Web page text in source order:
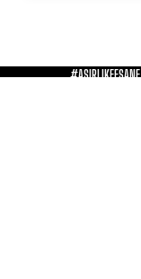
#ASIRLIKEFSANE